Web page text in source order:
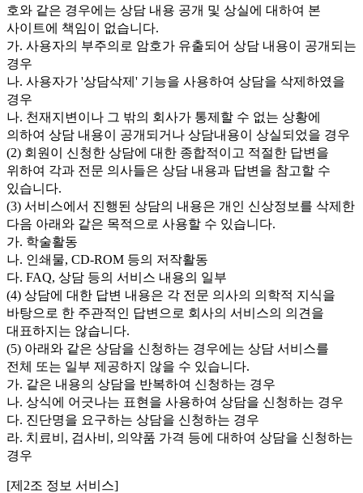
호와 같은 경우에는 상담 내용 공개 및 상실에 대하여 본
사이트에 책임이 없습니다.
가. 사용자의 부주의로 암호가 유출되어 상담 내용이 공개되는
경우
나. 사용자가 '상담삭제' 기능을 사용하여 상담을 삭제하였을
경우
나. 천재지변이나 그 밖의 회사가 통제할 수 없는 상황에
의하여 상담 내용이 공개되거나 상담내용이 상실되었을 경우
(2) 회원이 신청한 상담에 대한 종합적이고 적절한 답변을
위하여 각과 전문 의사들은 상담 내용과 답변을 참고할 수
있습니다.
(3) 서비스에서 진행된 상담의 내용은 개인 신상정보를 삭제한
다음 아래와 같은 목적으로 사용할 수 있습니다.
가. 학술활동
나. 인쇄물, CD-ROM 등의 저작활동
다. FAQ, 상담 등의 서비스 내용의 일부
(4) 상담에 대한 답변 내용은 각 전문 의사의 의학적 지식을
바탕으로 한 주관적인 답변으로 회사의 서비스의 의견을
대표하지는 않습니다.
(5) 아래와 같은 상담을 신청하는 경우에는 상담 서비스를
전체 또는 일부 제공하지 않을 수 있습니다.
가. 같은 내용의 상담을 반복하여 신청하는 경우
나. 상식에 어긋나는 표현을 사용하여 상담을 신청하는 경우
다. 진단명을 요구하는 상담을 신청하는 경우
라. 치료비, 검사비, 의약품 가격 등에 대하여 상담을 신청하는
경우
[제2조 정보 서비스]